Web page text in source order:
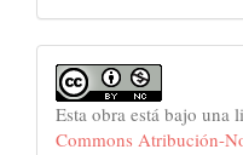
Esta obra está bajo una
Commons Atribución-